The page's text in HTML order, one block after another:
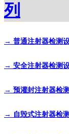
列
→ 普通注射器检测
→ 安全注射器检测
→ 预灌封注射器检
→ 自毁式注射器检